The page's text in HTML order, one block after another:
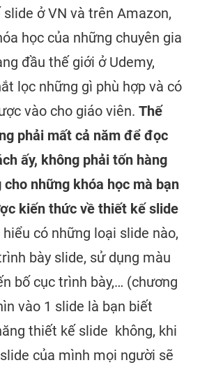
ở VN và trên Amazon,
học của những chuyên gia
đầu thế giới ở Udemy,
lọc những gì phù hợp và có
vào cho giáo viên. Thế
phải mất cả năm để đọc
ấy, không phải tốn hàng
những khóa học mà bạn
kiến thức về thiết kế slide
có những loại slide nào,
bày slide, sử dụng màu
bố cục trình bày,… (chương
vào 1 slide là bạn biết
thiết kế slide không, khi
của mình mọi người sẽ